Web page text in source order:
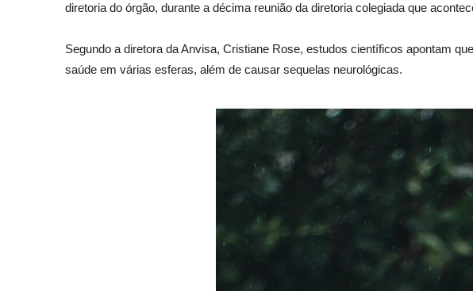
diretoria do órgão, durante a décima reunião da diretoria colegiada que
Segundo a diretora da Anvisa, Cristiane Rose, estudos científicos apontam
saúde em várias esferas, além de causar sequelas neurológicas.